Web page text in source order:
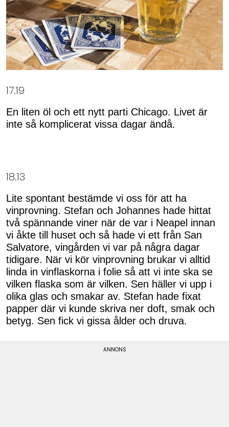
17.19
En liten öl och ett nytt parti Chicago. Livet är
inte så komplicerat vissa dagar ändå.
18.13
Lite spontant bestämde vi oss för att ha
vinprovning. Stefan och Johannes hade hittat
två spännande viner när de var i Neapel innan
vi åkte till huset och så hade vi ett från San
Salvatore, vingården vi var på några dagar
tidigare. När vi kör vinprovning brukar vi alltid
linda in vinflaskorna i folie så att vi inte ska se
vilken flaska som är vilken. Sen häller vi upp i
olika glas och smakar av. Stefan hade fixat
papper där vi kunde skriva ner doft, smak och
betyg. Sen fick vi gissa ålder och druva.